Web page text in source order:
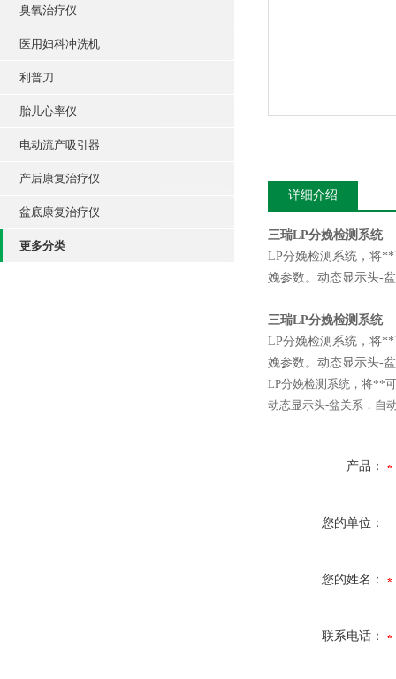
臭氧治疗仪
医用妇科冲洗机
利普刀
胎儿心率仪
电动流产吸引器
产后康复治疗仪
盆底康复治疗仪
更多分类
详细介绍
三瑞LP分娩检测系统
LP分娩检测系统，将
娩参数。动态显示头-
三瑞LP分娩检测系统
LP分娩检测系统，将
娩参数。动态显示头-
LP分娩检测系统，将**
动态显示头-盆关系，自
产品：
您的单位：
您的姓名：
联系电话：